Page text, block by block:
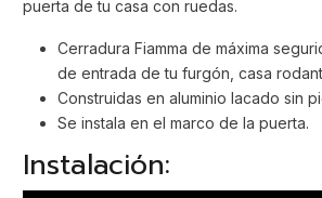
puerta de tu casa con ruedas.
Cerradura Fiamma de máxima
de entrada de tu furgón, casa
Construidas en aluminio lacado sin
Se instala en el marco de la puerta.
Instalación: